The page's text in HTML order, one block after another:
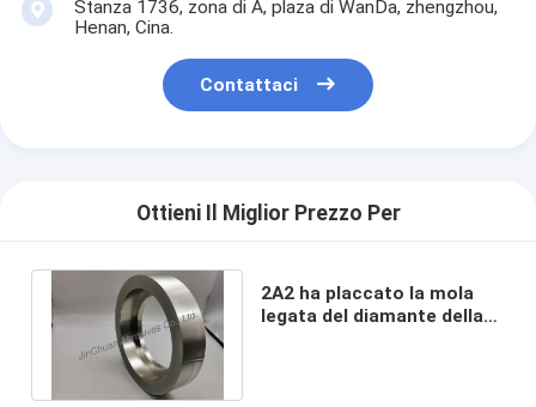
Stanza 1736, zona di A, plaza di WanDa, zhengzhou,
Henan, Cina.
Contattaci
Ottieni Il Miglior Prezzo Per
2A2 ha placcato la mola
legata del diamante della